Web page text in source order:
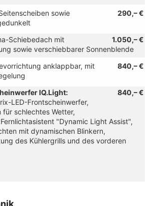
290,– €
sowie
1.050,– €
Schiebedach mit
sowie verschiebbarer Sonnenblende
840,– €
anklappbar, mit
840,– €
IQ.Light:
LED-Frontscheinwerfer,
für schlechtes Wetter,
"Dynamic Light Assist",
mit dynamischen Blinkern,
des Kühlergrills und des vorderen